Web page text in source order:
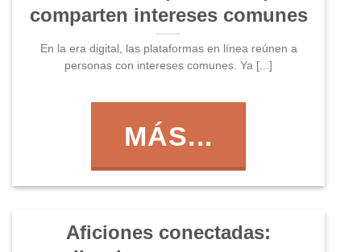
comparten intereses comunes
En la era digital, las plataformas en línea reúnen a
personas con intereses comunes. Ya [...]
MÁS...
Aficiones conectadas: